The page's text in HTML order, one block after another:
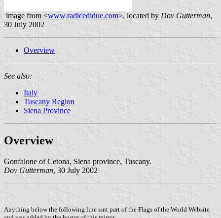
image from <www.radicedidue.com>, located by Dov Gutterman,
30 July 2002
Overview
See also:
Italy
Tuscany Region
Siena Province
Overview
Gonfalone of Cetona, Siena province, Tuscany.
Dov Gutterman, 30 July 2002
Anything below the following line isnt part of the Flags of the World Website